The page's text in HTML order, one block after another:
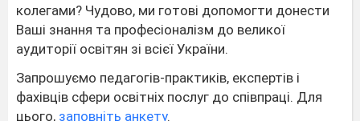
колегами? Чудово, ми готові допомогти донести
Ваші знання та професіоналізм до великої
аудиторії освітян зі всієї України.
Запрошуємо педагогів-практиків, експертів і
фахівців сфери освітніх послуг до співпраці. Для
цього, заповніть анкету.